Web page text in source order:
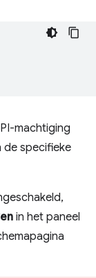
machtiging
de specifieke
in het paneel